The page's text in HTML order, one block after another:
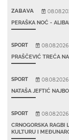
ZABAVA
PERAŠKA NOĆ -
SPORT 08.08.2026
PRAŠČEVIĆ TREĆA
SPORT 08.08.2026
NATAŠA JEFTIĆ
SPORT 08.08.2026
CRNOGORSKA RAGBI
KULTURU I